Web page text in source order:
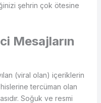
şehrin çok ötesine
Mesajların
(viral olan) içeriklerin
tercüman olan
Soğuk ve resmi